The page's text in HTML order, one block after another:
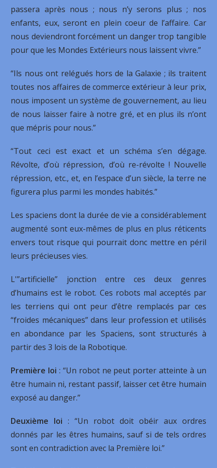
passera après nous ; nous n’y serons plus ; nos
enfants, eux, seront en plein coeur de l’affaire. Car
nous deviendront forcément un danger trop tangible
pour que les Mondes Extérieurs nous laissent vivre.”
“Ils nous ont relégués hors de la Galaxie ; ils traitent
toutes nos affaires de commerce extérieur à leur prix,
nous imposent un système de gouvernement, au lieu
de nous laisser faire à notre gré, et en plus ils n’ont
que mépris pour nous.”
“Tout ceci est exact et un schéma s’en dégage.
Révolte, d’où répression, d’où re-révolte ! Nouvelle
répression, etc., et, en l’espace d’un siècle, la terre ne
figurera plus parmi les mondes habités.”
Les spaciens dont la durée de vie a considérablement
augmenté sont eux-mêmes de plus en plus réticents
envers tout risque qui pourrait donc mettre en péril
leurs précieuses vies.
L'”artificielle” jonction entre ces deux genres
d’humains est le robot. Ces robots mal acceptés par
les terriens qui ont peur d’être remplacés par ces
“froides mécaniques” dans leur profession et utilisés
en abondance par les Spaciens, sont structurés à
partir des 3 lois de la Robotique.
Première loi : “Un robot ne peut porter atteinte à un
être humain ni, restant passif, laisser cet être humain
exposé au danger.”
Deuxième loi : “Un robot doit obéir aux ordres
donnés par les êtres humains, sauf si de tels ordres
sont en contradiction avec la Première loi.”